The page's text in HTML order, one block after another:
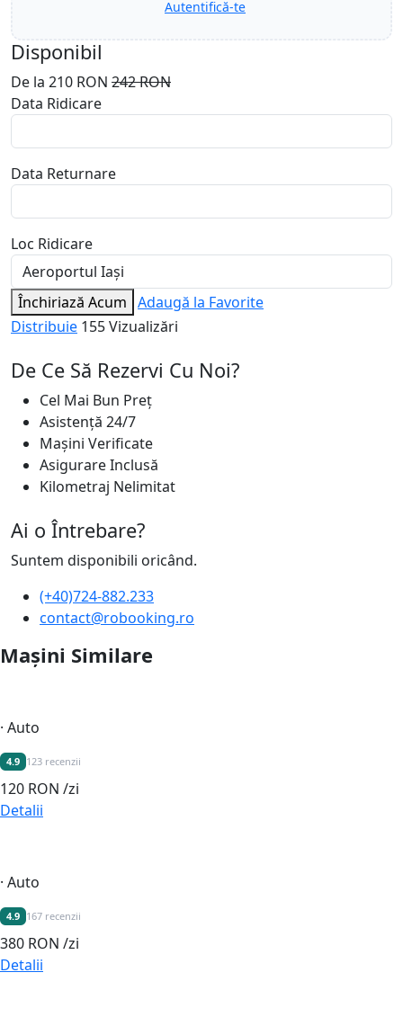
Autentifică-te
Disponibil
De la 210 RON 242 RON
Data Ridicare
Data Returnare
Loc Ridicare
Închiriază Acum Adaugă la Favorite
Distribuie 155 Vizualizări
De Ce Să Rezervi Cu Noi?
Cel Mai Bun Preț
Asistență 24/7
Mașini Verificate
Asigurare Inclusă
Kilometraj Nelimitat
Ai o Întrebare?
Suntem disponibili oricând.
(+40)724-882.233
contact@robooking.ro
Mașini Similare
· Auto
4.9 123 recenzii
120 RON /zi
Detalii
· Auto
4.9 167 recenzii
380 RON /zi
Detalii